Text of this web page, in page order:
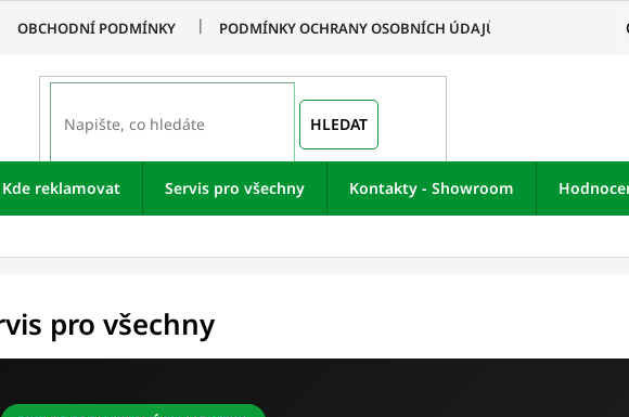
OBCHODNÍ PODMÍNKY PODMÍNKY OCHRANY OSOBNÍCH ÚDAJŮ
HLEDAT
Kde reklamovat Servis pro všechny Kontakty - Showroom
pro všechny